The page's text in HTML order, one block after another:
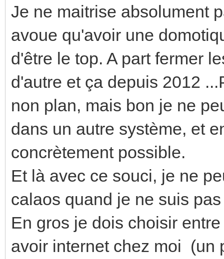
Je ne maitrise absolument
avoue qu'avoir une
d'être le top. A part fermer
d'autre et ça depuis 2012
non plan, mais bon je ne
dans un autre système, et
concrètement possible.
Et là avec ce souci, je ne
calaos quand je ne suis
En gros je dois choisir
avoir internet chez moi (un